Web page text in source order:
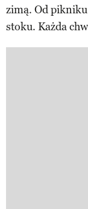
zimą. Od pikniku
stoku. Każda